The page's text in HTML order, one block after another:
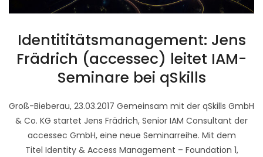
Identititätsmanagement: Jens
Frädrich (accessec) leitet IAM-
Seminare bei qSkills
Groß-Bieberau, 23.03.2017 Gemeinsam mit der qSkills GmbH
& Co. KG startet Jens Frädrich, Senior IAM Consultant der
accessec GmbH, eine neue Seminarreihe. Mit dem
Titel Identity & Access Management – Foundation 1,